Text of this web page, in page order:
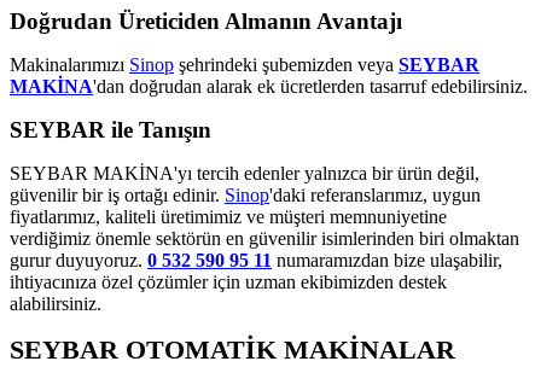
Doğrudan Üreticiden Almanın Avantajı
Makinalarımızı Sinop şehrindeki şubemizden veya SEYBAR
MAKİNA'dan doğrudan alarak ek ücretlerden tasarruf edebilirsiniz.
SEYBAR ile Tanışın
SEYBAR MAKİNA'yı tercih edenler yalnızca bir ürün değil,
güvenilir bir iş ortağı edinir. Sinop'daki referanslarımız, uygun
fiyatlarımız, kaliteli üretimimiz ve müşteri memnuniyetine
verdiğimiz önemle sektörün en güvenilir isimlerinden biri olmaktan
gurur duyuyoruz. 0 532 590 95 11 numaramızdan bize ulaşabilir,
ihtiyacınıza özel çözümler için uzman ekibimizden destek
alabilirsiniz.
SEYBAR OTOMATİK MAKİNALAR